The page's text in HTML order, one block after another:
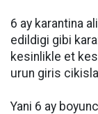
6 ay karantina
edildigi gibi
kesinlikle et
urun giris
Yani 6 ay